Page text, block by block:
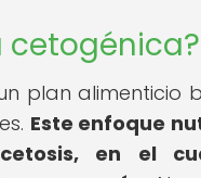
cetogénica?
plan
Este enfoque
en el